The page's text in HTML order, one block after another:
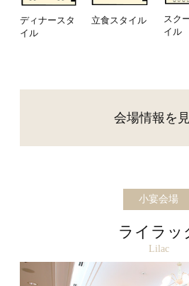
ディナースタ
イル
立食スタイル
スク
イル
会場情報を
小宴会場
ライラッ
Lilac